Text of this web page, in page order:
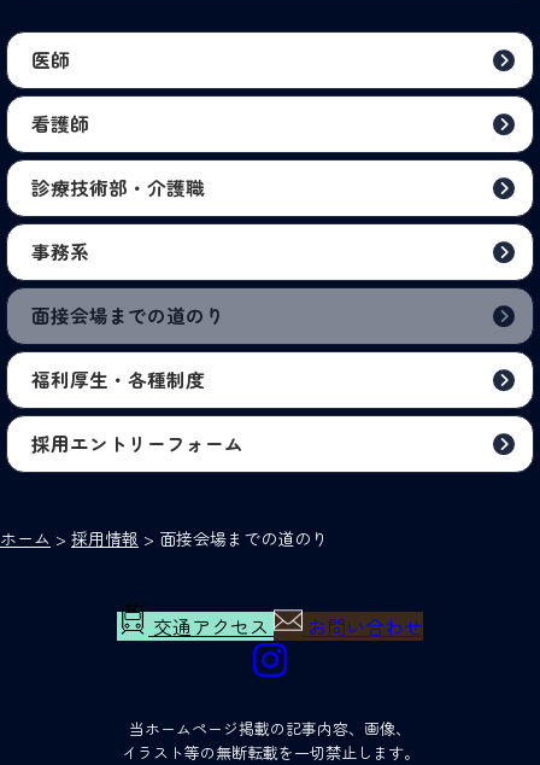
医師
看護師
診療技術部・介護職
事務系
面接会場までの道のり
福利厚生・各種制度
採用エントリーフォーム
ホーム > 採用情報 > 面接会場までの道のり
交通アクセス お問い合わせ
当ホームページ掲載の記事内容、画像、
イラスト等の無断転載を一切禁止します。